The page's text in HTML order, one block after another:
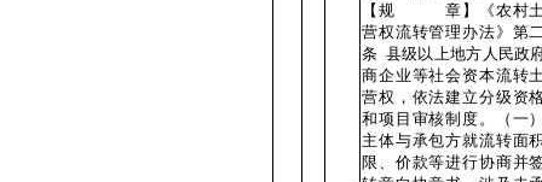
【规 章】《农村土
营权流转管理办法》第
条 县级以上地方人民政
商企业等社会资本流转
营权，依法建立分级资
和项目审核制度。（一
主体与承包方就流转面
限、价款等进行协商并